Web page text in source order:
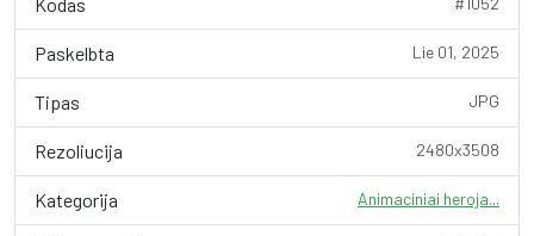
Paskelbta Lie 01, 2025
Tipas JPG
Rezoliucija 2480x3508
Kategorija Animaciniai heroja...